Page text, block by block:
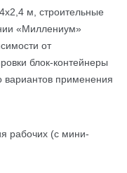
м, строительные
«Миллениум»
от
блок-контейнеры
вариантов применения
рабочих (с мини-